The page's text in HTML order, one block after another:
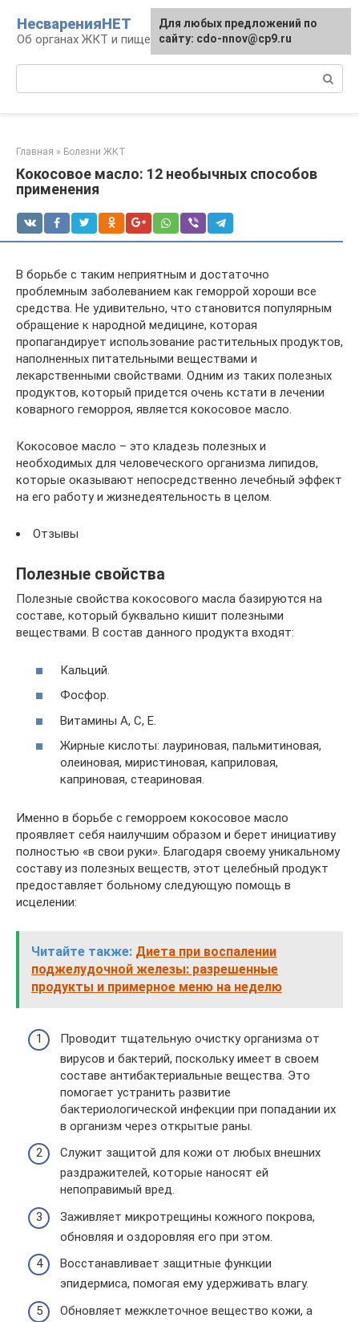
контенту
НесваренияНЕТ
Об органах ЖКТ и пищеварении
Главная » Болезни ЖКТ
Кокосовое масло: 12 необычных способов
применения
В борьбе с таким неприятным и достаточно
проблемным заболеванием как геморрой хороши все
средства. Не удивительно, что становится популярным
обращение к народной медицине, которая
пропагандирует использование растительных продуктов,
наполненных питательными веществами и
лекарственными свойствами. Одним из таких полезных
продуктов, который придется очень кстати в лечении
коварного геморроя, является кокосовое масло.
Кокосовое масло – это кладезь полезных и
необходимых для человеческого организма липидов,
которые оказывают непосредственно лечебный эффект
на его работу и жизнедеятельность в целом.
Отзывы
Полезные свойства
Полезные свойства кокосового масла базируются на
составе, который буквально кишит полезными
веществами. В состав данного продукта входят:
Кальций.
Фосфор.
Витамины А, С, Е.
Жирные кислоты: лауриновая, пальмитиновая,
олеиновая, миристиновая, каприловая,
каприновая, стеариновая.
Именно в борьбе с геморроем кокосовое масло
проявляет себя наилучшим образом и берет инициативу
полностью «в свои руки». Благодаря своему уникальному
составу из полезных веществ, этот целебный продукт
предоставляет больному следующую помощь в
исцелении:
Читайте также: Диета при воспалении
поджелудочной железы: разрешенные
продукты и примерное меню на неделю
Проводит тщательную очистку организма от
вирусов и бактерий, поскольку имеет в своем
составе антибактериальные вещества. Это
помогает устранить развитие
бактериологической инфекции при попадании их
в организм через открытые раны.
Служит защитой для кожи от любых внешних
раздражителей, которые наносят ей
непоправимый вред.
Заживляет микротрещины кожного покрова,
обновляя и оздоровляя его при этом.
Восстанавливает защитные функции
эпидермиса, помогая ему удерживать влагу.
Обновляет межклеточное вещество кожи, а
Для любых предложений по
сайту: cdo-nnov@cp9.ru